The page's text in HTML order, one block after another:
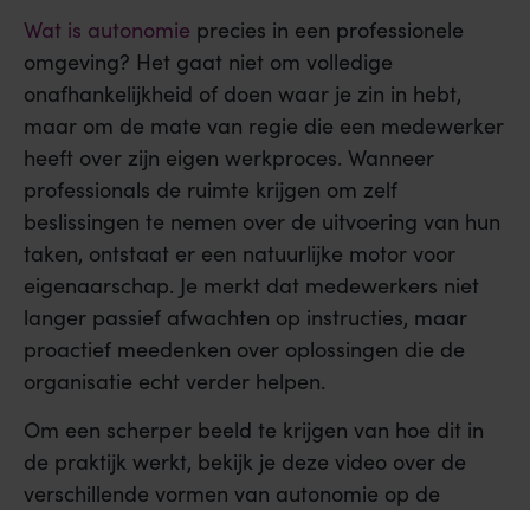
Wat is autonomie precies in een professionele
omgeving? Het gaat niet om volledige
onafhankelijkheid of doen waar je zin in hebt,
maar om de mate van regie die een medewerker
heeft over zijn eigen werkproces. Wanneer
professionals de ruimte krijgen om zelf
beslissingen te nemen over de uitvoering van hun
taken, ontstaat er een natuurlijke motor voor
eigenaarschap. Je merkt dat medewerkers niet
langer passief afwachten op instructies, maar
proactief meedenken over oplossingen die de
organisatie echt verder helpen.
Om een scherper beeld te krijgen van hoe dit in
de praktijk werkt, bekijk je deze video over de
verschillende vormen van autonomie op de